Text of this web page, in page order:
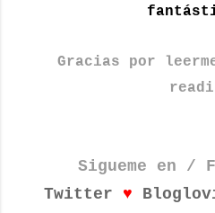
Gracias por
Sigueme en /
Twitter
♥